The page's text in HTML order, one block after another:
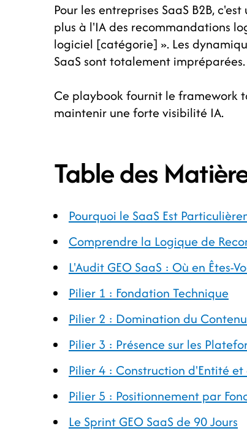
Pour les entreprises SaaS B2B,
plus à l'IA des recommandations
logiciel [catégorie] ». Les
SaaS sont totalement impréparées.
Ce playbook fournit le framework
maintenir une forte visibilité IA.
Table des
Pourquoi le SaaS Est
Comprendre la Logique de
L'Audit GEO SaaS : Où en Êtes-
Pilier 1 : Fondation Technique
Pilier 2 : Domination du
Pilier 3 : Présence sur les
Pilier 4 : Construction d'Entité
Pilier 5 : Positionnement par
Le Sprint GEO SaaS de 90 Jours